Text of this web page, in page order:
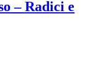
– Radici e